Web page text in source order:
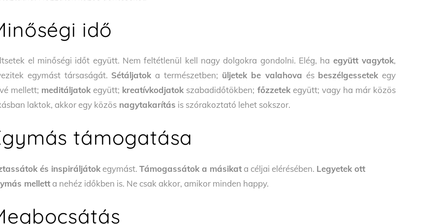
idő
el minőségi időt együtt. Nem feltétlenül kell nagy dolgokra gondolni. Elég, ha együtt vagytok,
egymást társaságát. Sétáljatok a természetben; üljetek be valahova és beszélgessetek egy
mellett; meditáljatok együtt; kreatívkodjatok szabadidőtökben; főzzetek együtt; vagy ha már közös
laktok, akkor egy közös nagytakarítás is szórakoztató lehet sokszor.
támogatása
és inspiráljátok egymást.Támogassátok a másikat a céljai elérésében. Legyetek ott
mellett a nehéz időkben is. Ne csak akkor, amikor minden happy.